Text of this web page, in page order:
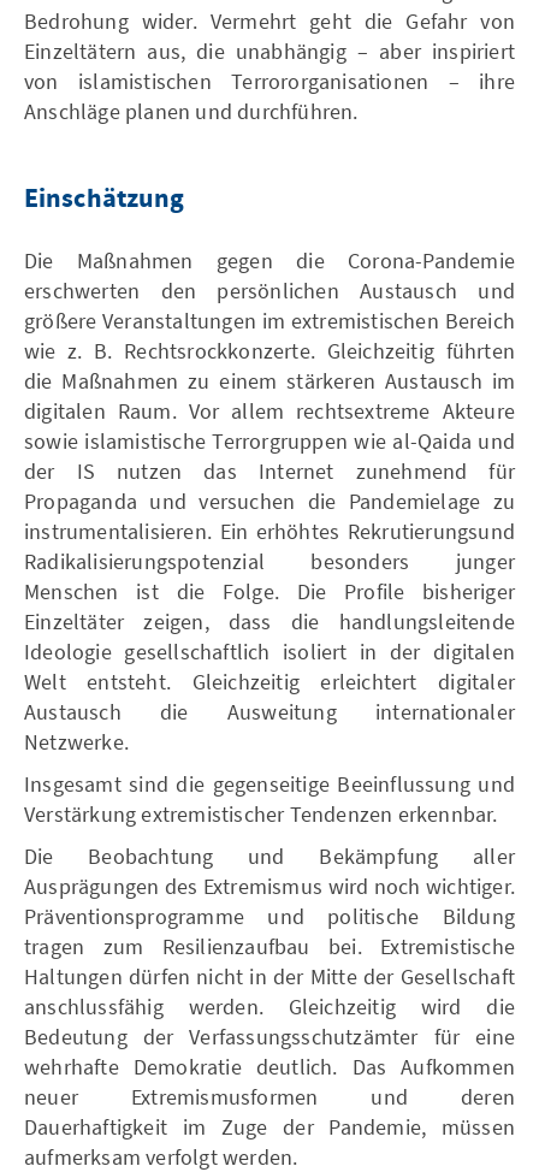
Bedrohung wider. Vermehrt geht die Gefahr von
Einzeltätern aus, die unabhängig – aber inspiriert
von islamistischen Terrororganisationen – ihre
Anschläge planen und durchführen.
Einschätzung
Die Maßnahmen gegen die Corona-Pandemie
erschwerten den persönlichen Austausch und
größere Veranstaltungen im extremistischen Bereich
wie z. B. Rechtsrockkonzerte. Gleichzeitig führten
die Maßnahmen zu einem stärkeren Austausch im
digitalen Raum. Vor allem rechtsextreme Akteure
sowie islamistische Terrorgruppen wie al-Qaida und
der IS nutzen das Internet zunehmend für
Propaganda und versuchen die Pandemielage zu
instrumentalisieren. Ein erhöhtes Rekrutierungsund
Radikalisierungspotenzial besonders junger
Menschen ist die Folge. Die Profile bisheriger
Einzeltäter zeigen, dass die handlungsleitende
Ideologie gesellschaftlich isoliert in der digitalen
Welt entsteht. Gleichzeitig erleichtert digitaler
Austausch die Ausweitung internationaler
Netzwerke.
Insgesamt sind die gegenseitige Beeinflussung und
Verstärkung extremistischer Tendenzen erkennbar.
Die Beobachtung und Bekämpfung aller
Ausprägungen des Extremismus wird noch wichtiger.
Präventionsprogramme und politische Bildung
tragen zum Resilienzaufbau bei. Extremistische
Haltungen dürfen nicht in der Mitte der Gesellschaft
anschlussfähig werden. Gleichzeitig wird die
Bedeutung der Verfassungsschutzämter für eine
wehrhafte Demokratie deutlich. Das Aufkommen
neuer Extremismusformen und deren
Dauerhaftigkeit im Zuge der Pandemie, müssen
aufmerksam verfolgt werden.